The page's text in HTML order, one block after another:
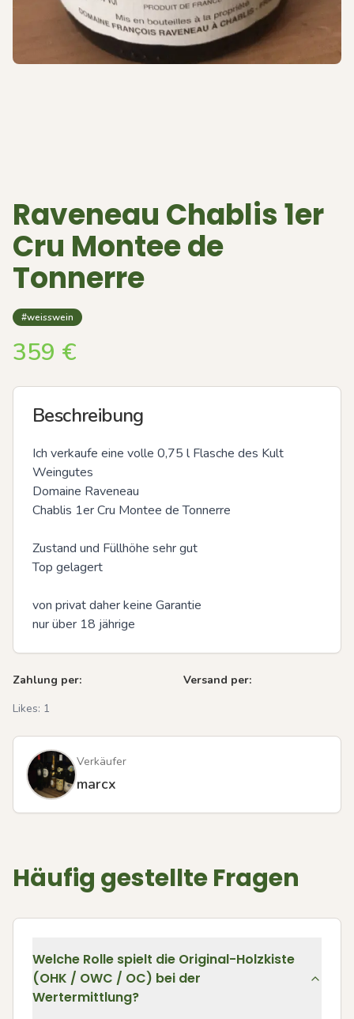
Raveneau Chablis 1er
Cru Montee de
Tonnerre
#weisswein
359 €
Beschreibung
Ich verkaufe eine volle 0,75 l Flasche des Kult
Weingutes
Domaine Raveneau
Chablis 1er Cru Montee de Tonnerre
Zustand und Füllhöhe sehr gut
Top gelagert
von privat daher keine Garantie
nur über 18 jährige
Zahlung per:
Versand per:
Likes: 1
Verkäufer
marcx
Häufig gestellte Fragen
Welche Rolle spielt die Original-Holzkiste
(OHK / OWC / OC) bei der
Wertermittlung?